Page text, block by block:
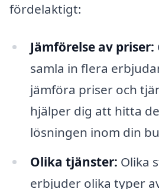
fördelaktigt:
Jämförelse av priser:
samla in flera
jämföra priser och
hjälper dig att hitta
lösningen inom din
Olika tjänster: Olika
erbjuder olika typer